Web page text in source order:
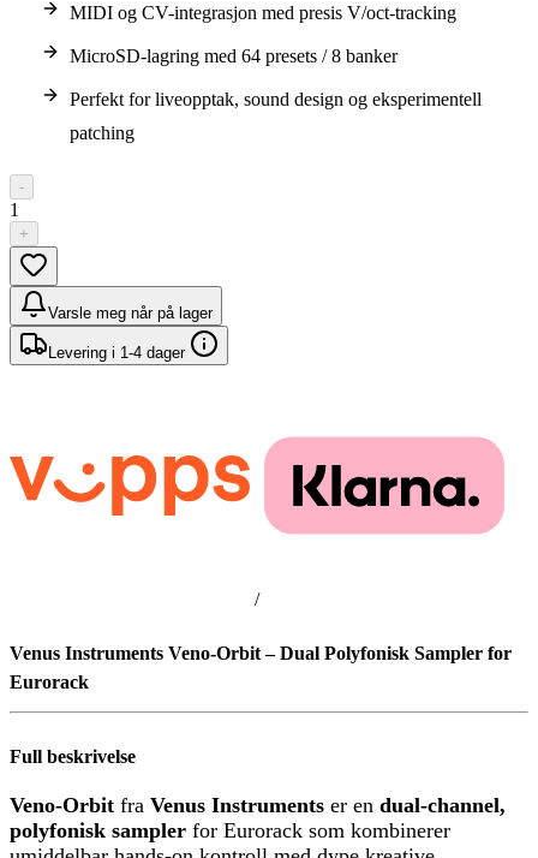
MIDI og CV-integrasjon med presis V/oct-tracking
MicroSD-lagring med 64 presets / 8 banker
Perfekt for liveopptak, sound design og eksperimentell
patching
-
1
+
Varsle meg når på lager
Levering i 1-4 dager
/
Venus Instruments Veno-Orbit – Dual Polyfonisk Sampler for
Eurorack
Full beskrivelse
Veno-Orbit fra Venus Instruments er en dual-channel,
polyfonisk sampler for Eurorack som kombinerer